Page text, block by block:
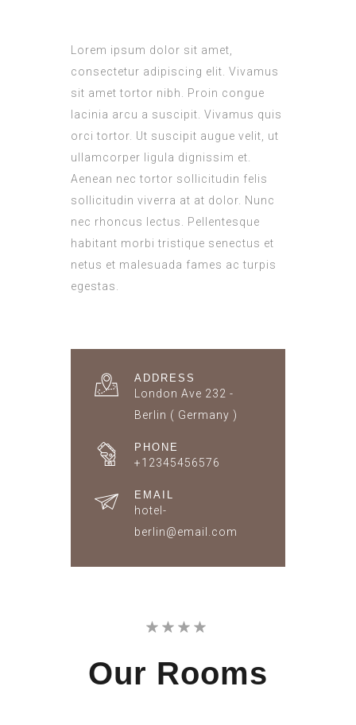
Lorem ipsum dolor sit amet,
consectetur adipiscing elit. Vivamus
sit amet tortor nibh. Proin congue
lacinia arcu a suscipit. Vivamus quis
orci tortor. Ut suscipit augue velit, ut
ullamcorper ligula dignissim et.
Aenean nec tortor sollicitudin felis
sollicitudin viverra at at dolor. Nunc
nec rhoncus lectus. Pellentesque
habitant morbi tristique senectus et
netus et malesuada fames ac turpis
egestas.
ADDRESS
London Ave 232 -
Berlin ( Germany )
PHONE
+12345456576
EMAIL
hotel-
berlin@email.com
Our Rooms